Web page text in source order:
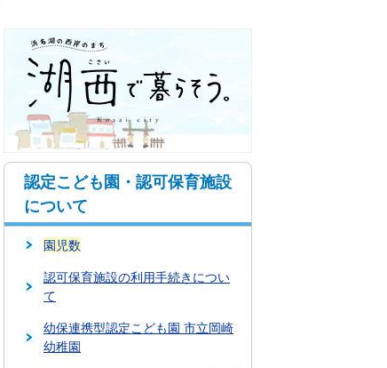
認定こども園・認可保育施設
について
園児数
認可保育施設の利用手続きについ
て
幼保連携型認定こども園 市立岡崎
幼稚園